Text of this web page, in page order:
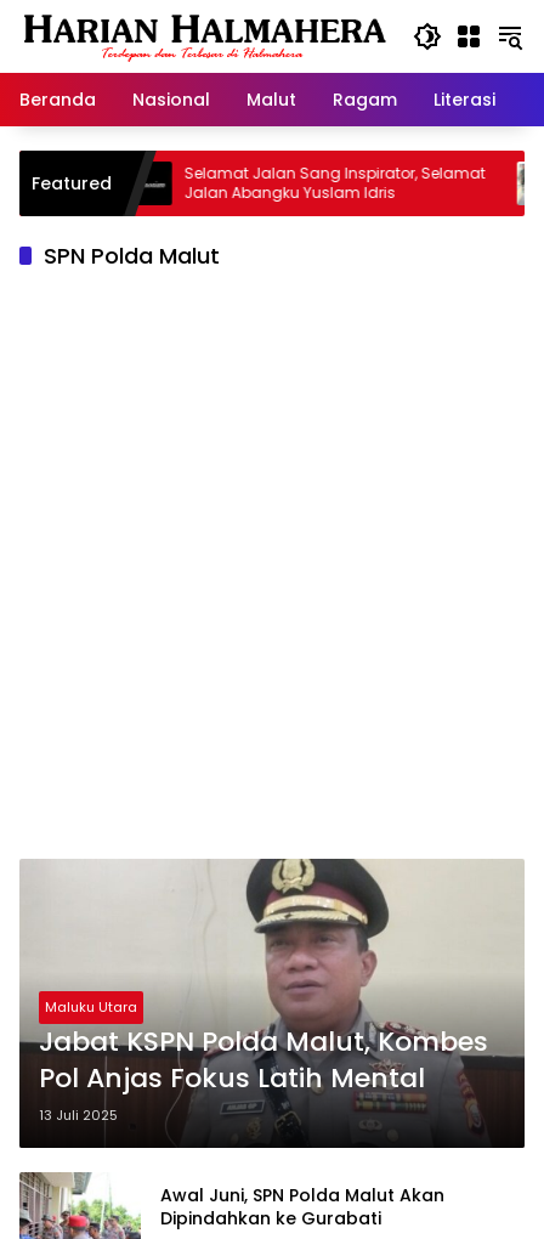
Langsung
Beranda
Nasional Malut Ragam Literasi
Featured
Selamat Jalan Sang Inspirator, Selamat
Jalan Abangku Yuslam Idris
SPN Polda Malut
Maluku Utara
Jabat KSPN Polda Malut, Kombes
Pol Anjas Fokus Latih Mental
13 Juli 2025
Awal Juni, SPN Polda Malut Akan
Dipindahkan ke Gurabati